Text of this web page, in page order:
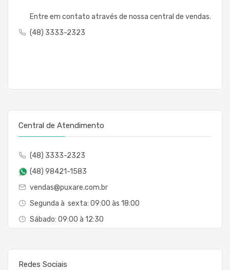
Entre em contato através de nossa central de vendas.
(48) 3333-2323
Central de Atendimento
(48) 3333-2323
(48) 98421-1583
vendas@puxare.com.br
Segunda à sexta: 09:00 às 18:00
Sábado: 09:00 à 12:30
Redes Sociais